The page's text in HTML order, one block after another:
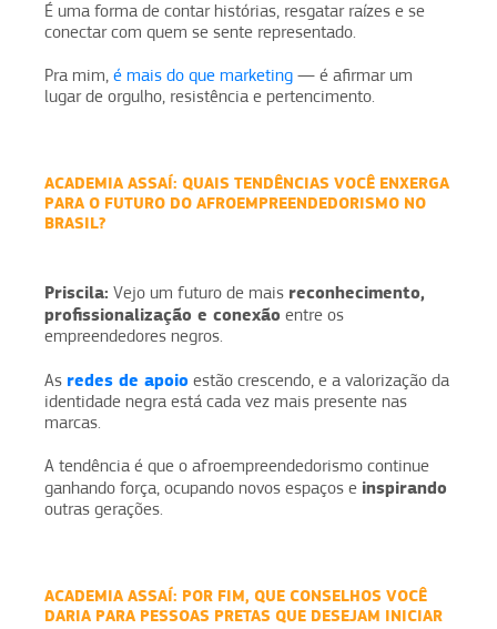
É uma forma de contar histórias, resgatar raízes e se
conectar com quem se sente representado.
Pra mim, é mais do que marketing — é afirmar um
lugar de orgulho, resistência e pertencimento.
ACADEMIA ASSAÍ: QUAIS TENDÊNCIAS VOCÊ ENXERGA
PARA O FUTURO DO AFROEMPREENDEDORISMO NO
BRASIL?
Priscila: Vejo um futuro de mais reconhecimento,
profissionalização e conexão entre os
empreendedores negros.
As redes de apoio estão crescendo, e a valorização da
identidade negra está cada vez mais presente nas
marcas.
A tendência é que o afroempreendedorismo continue
ganhando força, ocupando novos espaços e inspirando
outras gerações.
ACADEMIA ASSAÍ: POR FIM, QUE CONSELHOS VOCÊ
DARIA PARA PESSOAS PRETAS QUE DESEJAM INICIAR